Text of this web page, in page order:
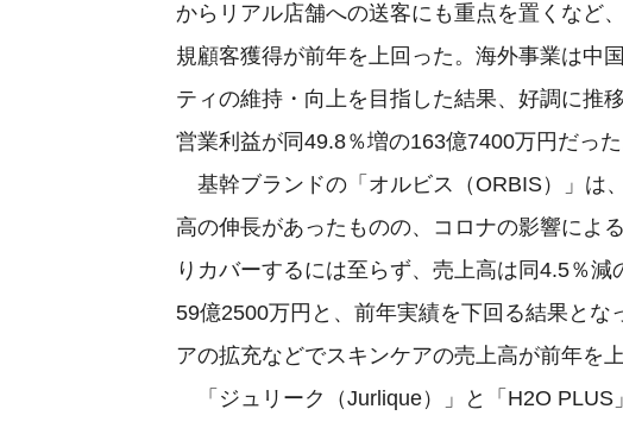
からリアル店舗への送客にも重点を置くなど
規顧客獲得が前年を上回った。海外事業は中
ティの維持・向上を目指した結果、好調に推
営業利益が同49.8％増の163億7400万円だった
基幹ブランドの「オルビス（ORBIS）」は
高の伸長があったものの、コロナの影響によ
りカバーするには至らず、売上高は同4.5％
59億2500万円と、前年実績を下回る結果と
アの拡充などでスキンケアの売上高が前年を
「ジュリーク（Jurlique）」と「H2O PLUS